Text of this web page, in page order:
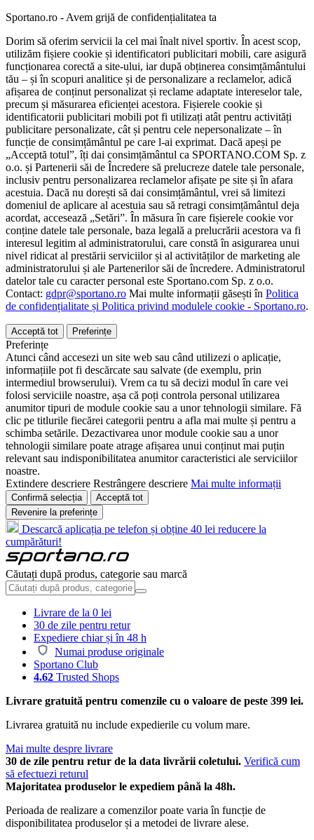
Sportano.ro - Avem grijă de confidențialitatea ta
Dorim să oferim servicii la cel mai înalt nivel sportiv. În acest scop,
utilizăm fișiere cookie și identificatori publicitari mobili, care asigură
funcționarea corectă a site-ului, iar după obținerea consimțământului
tău – și în scopuri analitice și de personalizare a reclamelor, adică
afișarea de conținut personalizat și reclame adaptate intereselor tale,
precum și măsurarea eficienței acestora. Fișierele cookie și
identificatorii publicitari mobili pot fi utilizați atât pentru activități
publicitare personalizate, cât și pentru cele nepersonalizate – în
funcție de consimțământul pe care l-ai exprimat. Dacă apeși pe
„Acceptă totul”, îți dai consimțământul ca SPORTANO.COM Sp. z
o.o. și Partenerii săi de Încredere să prelucreze datele tale personale,
inclusiv pentru personalizarea reclamelor afișate pe site și în afara
acestuia. Dacă nu dorești să dai consimțământul, vrei să limitezi
domeniul de aplicare al acestuia sau să retragi consimțământul deja
acordat, accesează „Setări”. În măsura în care fișierele cookie vor
conține datele tale personale, baza legală a prelucrării acestora va fi
interesul legitim al administratorului, care constă în asigurarea unui
nivel ridicat al prestării serviciilor și al activităților de marketing ale
administratorului și ale Partenerilor săi de încredere. Administratorul
datelor tale cu caracter personal este Sportano.com Sp. z o.o.
Contact: gdpr@sportano.ro Mai multe informații găsești în Politica
de confidențialitate și Politica privind modulele cookie - Sportano.ro.
Acceptă tot Preferințe
Preferințe
Atunci când accesezi un site web sau când utilizezi o aplicație,
informațiile pot fi descărcate sau salvate (de exemplu, prin
intermediul browserului). Vrem ca tu să decizi modul în care vei
folosi serviciile noastre, așa că poți controla personal utilizarea
anumitor tipuri de module cookie sau a unor tehnologii similare. Fă
clic pe titlurile fiecărei categorii pentru a afla mai multe și pentru a
schimba setările. Dezactivarea unor module cookie sau a unor
tehnologii similare poate atrage afișarea unui conținut mai puțin
relevant sau indisponibilitatea anumitor caracteristici ale serviciilor
noastre.
Extindere descriere Restrângere descriere Mai multe informații
Confirmă selecția
Acceptă tot
Revenire la preferințe
Descarcă aplicația pe telefon și obține 40 lei reducere la
cumpărături!
Căutați după produs, categorie sau marcă
Livrare de la 0 lei
30 de zile pentru retur
Expediere chiar și în 48 h
Numai produse originale
Sportano Club
4.62 Trusted Shops
Livrare gratuită pentru comenzile cu o valoare de peste 399 lei.
Livrarea gratuită nu include expedierile cu volum mare.
Mai multe despre livrare
30 de zile pentru retur de la data livrării coletului. Verifică cum
să efectuezi returul
Majoritatea produselor le expediem până la 48h.
Perioada de realizare a comenzilor poate varia în funcție de
disponibilitatea produselor și a metodei de livrare alese.